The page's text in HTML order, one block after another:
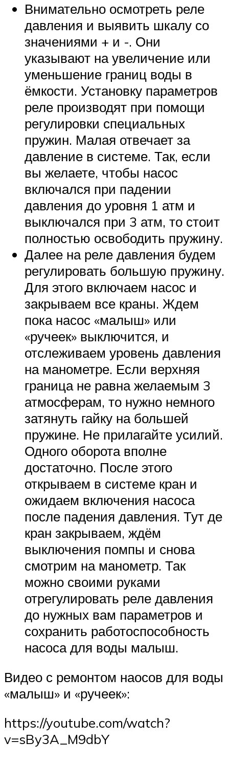
Внимательно осмотреть реле
давления и выявить шкалу со
значениями + и -. Они
указывают на увеличение или
уменьшение границ воды в
ёмкости. Установку параметров
реле производят при помощи
регулировки специальных
пружин. Малая отвечает за
давление в системе. Так, если
вы желаете, чтобы насос
включался при падении
давления до уровня 1 атм и
выключался при 3 атм, то стоит
полностью освободить пружину.
Далее на реле давления будем
регулировать большую пружину.
Для этого включаем насос и
закрываем все краны. Ждем
пока насос «малыш» или
«ручеек» выключится, и
отслеживаем уровень давления
на манометре. Если верхняя
граница не равна желаемым 3
атмосферам, то нужно немного
затянуть гайку на большей
пружине. Не прилагайте усилий.
Одного оборота вполне
достаточно. После этого
открываем в системе кран и
ожидаем включения насоса
после падения давления. Тут де
кран закрываем, ждём
выключения помпы и снова
смотрим на манометр. Так
можно своими руками
отрегулировать реле давления
до нужных вам параметров и
сохранить работоспособность
насоса для воды малыш.
Видео с ремонтом наосов для воды
«малыш» и «ручеек»:
https://youtube.com/watch?
v=sBy3A_M9dbY